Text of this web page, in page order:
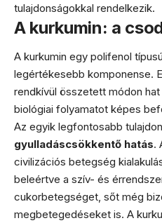
tulajdonságokkal rendelkezik.
A kurkumin: a
A kurkumin egy polifenol
legértékesebb komponense.
rendkívül összetett módon
biológiai folyamatot képes
Az egyik legfontosabb
gyulladáscsökkentő hatás.
civilizációs betegség
beleértve a szív- és
cukorbetegséget, sőt még
megbetegedéseket is. A